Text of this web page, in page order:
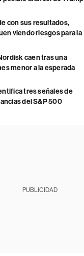
con sus resultados,
viendo riesgos para la
caen tras una
menor a la esperada
tres señales de
del S&P 500
PUBLICIDAD